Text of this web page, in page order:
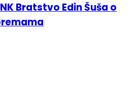
Bratstvo Edin Šuša o